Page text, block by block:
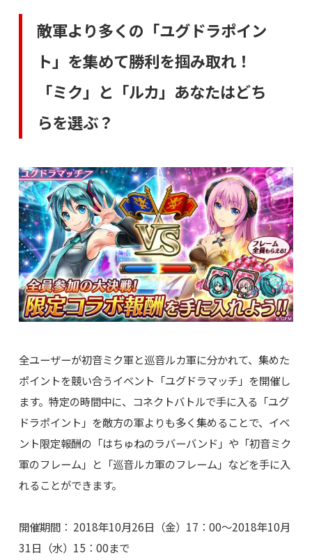
敵軍より多くの「ユグドラポイン
ト」を集めて勝利を掴み取れ！
「ミク」と「ルカ」あなたはどち
らを選ぶ？
全ユーザーが初音ミク軍と巡音ルカ軍に分かれて、集めた
ポイントを競い合うイベント「ユグドラマッチ」を開催し
ます。特定の時間中に、コネクトバトルで手に入る「ユグ
ドラポイント」を敵方の軍よりも多く集めることで、イベ
ント限定報酬の「はちゅねのラバーバンド」や「初音ミク
軍のフレーム」と「巡音ルカ軍のフレーム」などを手に入
れることができます。
開催期間： 2018年10月26日（金）17：00～2018年10月
31日（水）15：00まで